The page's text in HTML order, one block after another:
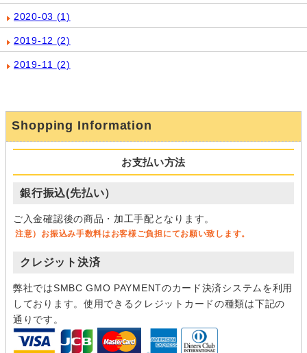
2020-03 (1)
2019-12 (2)
2019-11 (2)
Shopping Information
お支払い方法
銀行振込(先払い）
ご入金確認後の商品・加工手配となります。
注意）お振込み手数料はお客様ご負担にてお願い致します。
クレジット決済
弊社ではSMBC GMO PAYMENTのカード決済システムを利用
しております。使用できるクレジットカードの種類は下記の
通りです。